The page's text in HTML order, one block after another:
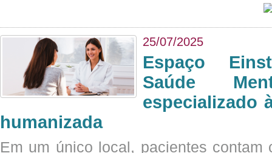
25/07/2025
Espaço
Saúde
especializado
humanizada
Em um único local, pacientes contam